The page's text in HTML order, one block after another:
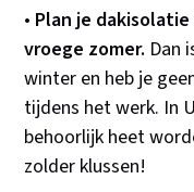
• Plan je
vroege zomer. Dan
winter en heb je
tijdens het werk. In
behoorlijk heet
zolder klussen!